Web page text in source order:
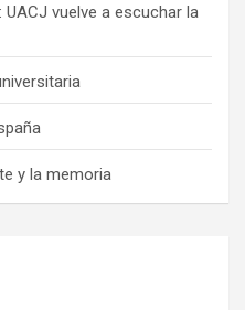
vuelve a escuchar la
y la memoria